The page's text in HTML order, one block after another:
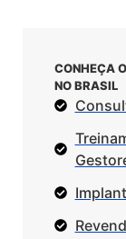
CONHEÇA
NO BRASIL